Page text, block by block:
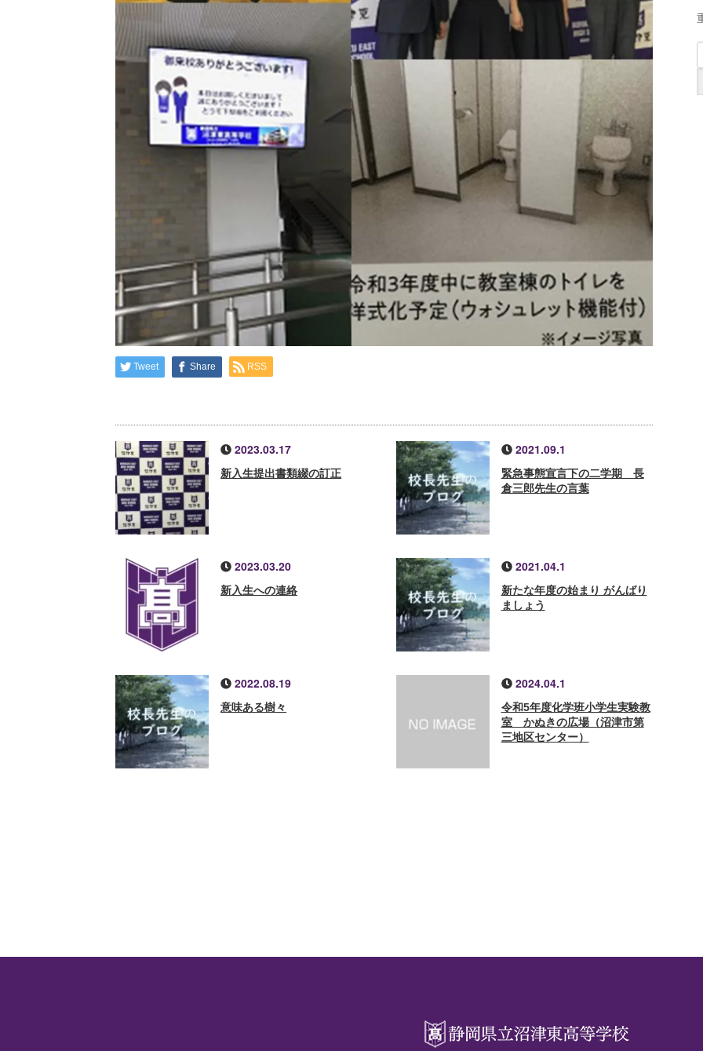
Tweet Share RSS
2023.03.17
新入生提出書類綴の訂正
2021.09.1
緊急事態宣言下の二学期 長
倉三郎先生の言葉
2023.03.20
新入生への連絡
2021.04.1
新たな年度の始まり がんばり
ましょう
2022.08.19
意味ある樹々
2024.04.1
令和5年度化学班小学生実験教
室 かぬきの広場（沼津市第
三地区センター）